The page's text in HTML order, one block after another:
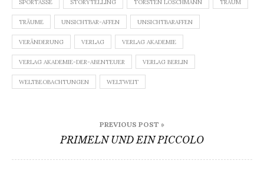
SPORTASSE STORYTELLING TORSTEN LÖSCHMANN TRAUM
TRÄUME UNSICHTBAR-AFFEN UNSICHTBARAFFEN
VERÄNDERUNG VERLAG VERLAG AKADEMIE
VERLAG AKADEMIE-DER-ABENTEUER VERLAG BERLIN
WELTBEOBACHTUNGEN WELTWEIT
PREVIOUS POST »
PRIMELN UND EIN PICCOLO